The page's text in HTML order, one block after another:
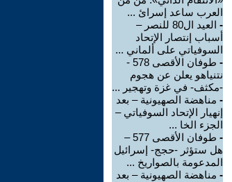
العرب ساعد إسرائ ...
-
العيد ال80 للنصر –
أسباب إنتصار الإتحاد
السوفياتي على ألماني ...
-
طوفان الأقصى 578 -
نتنياهو يعلن عن هجوم
-مكثف- في غزة وتهجير ...
- مناهضة الصهيونية – بعد
إنهيار الإتحاد السوفياتي –
الجزء الخا ...
-
طوفان الأقصى 577 –
هل ستؤثر -حجج- إسرائيل
المدعومة بالصواريخ ...
- مناهضة الصهيونية – بعد